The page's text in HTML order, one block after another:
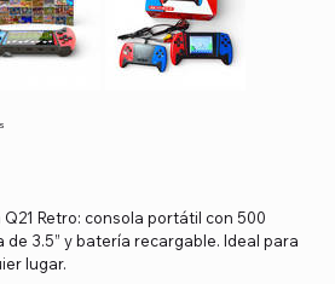
Retro: consola portátil con 500
3.5” y batería recargable. Ideal para
lugar.